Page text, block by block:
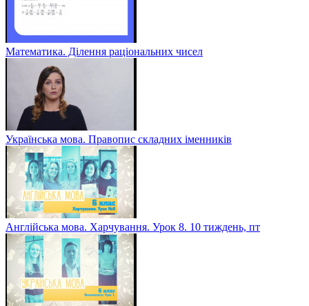
Математика. Ділення раціональних чисел
Українська мова. Правопис складних іменників
Англійська мова. Харчування. Урок 8. 10 тиждень, пт